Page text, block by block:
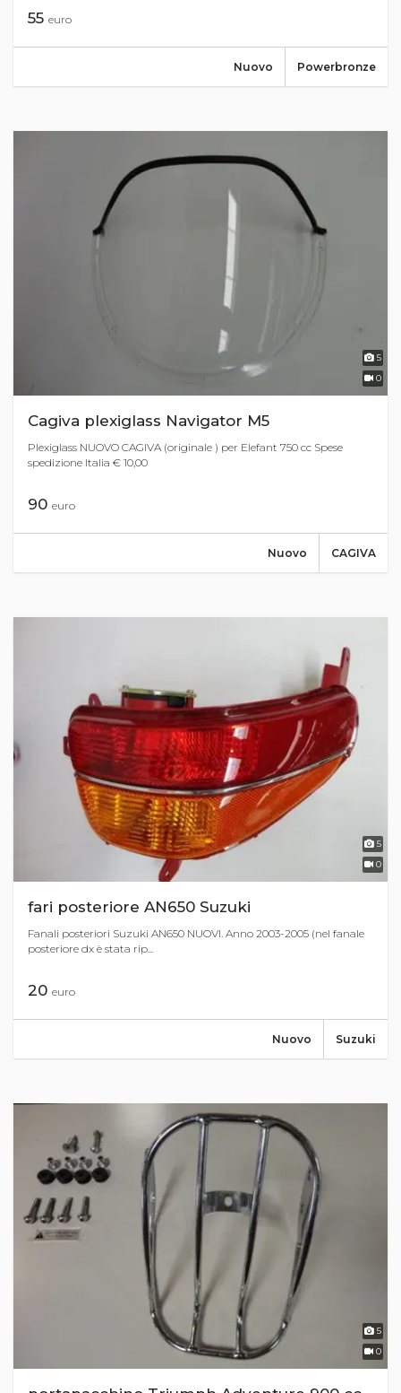
55 euro
Powerbronze
Nuovo
5
0
Cagiva plexiglass Navigator M5
Plexiglass NUOVO CAGIVA (originale ) per Elefant 750 cc Spese
spedizione Italia € 10,00
90 euro
CAGIVA
Nuovo
5
0
fari posteriore AN650 Suzuki
Fanali posteriori Suzuki AN650 NUOVI. Anno 2003-2005 (nel fanale
posteriore dx è stata rip...
20 euro
Suzuki
Nuovo
5
0